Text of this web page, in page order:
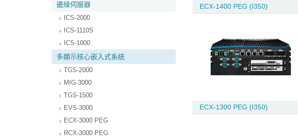
邊緣伺服器
ICS-2000
ICS-1110S
ICS-1000
多顯示核心嵌入式系統
TGS-2000
MIG-3000
TGS-1500
EVS-3000
ECX-3000 PEG
RCX-3000 PEG
ECX-1400 PEG (I350)
ECX-1300 PEG (I350)